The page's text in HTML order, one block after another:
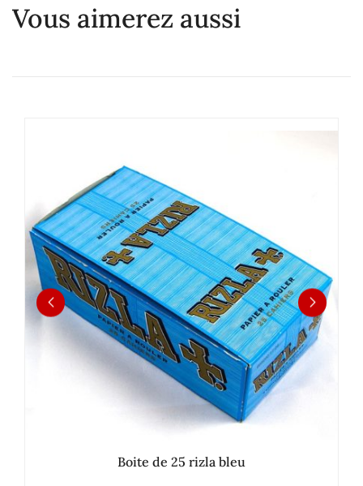
Vous aimerez aussi
Boite de 25 rizla bleu